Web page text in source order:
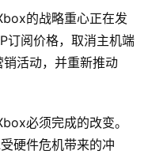
的战略重心正在发
订阅价格，取消主机端
活动，并重新推动
必须完成的改变。
硬件危机带来的冲